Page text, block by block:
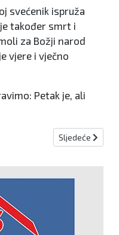
svećenik ispruža
također smrt i
za Božji narod
vjere i vječno
Petak je, ali
Sljedeći
Sljedeće